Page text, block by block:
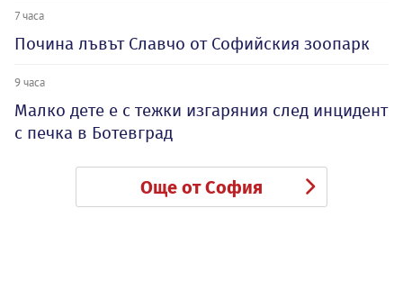
7 часа
Почина лъвът Славчо от Софийския зоопарк
9 часа
Малко дете е с тежки изгаряния след инцидент
с печка в Ботевград
Още от София